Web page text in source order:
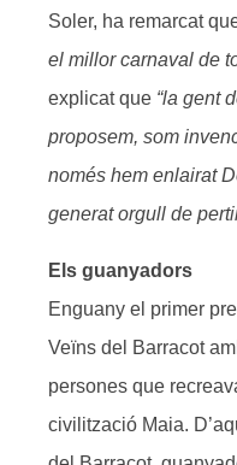
Soler, ha remarcat
el millor carnaval de
explicat que “la gent
proposem, som
només hem enlairat
generat orgull de
Els guanyadors
Enguany el primer
Veïns del Barracot
persones que
civilització Maia.